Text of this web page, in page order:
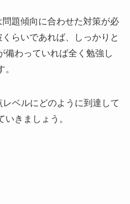
題傾向に合わせた対策が必
らいであれば、しっかりと
備わっていれば全く勉強し
ベルにどのように到達して
きましょう。